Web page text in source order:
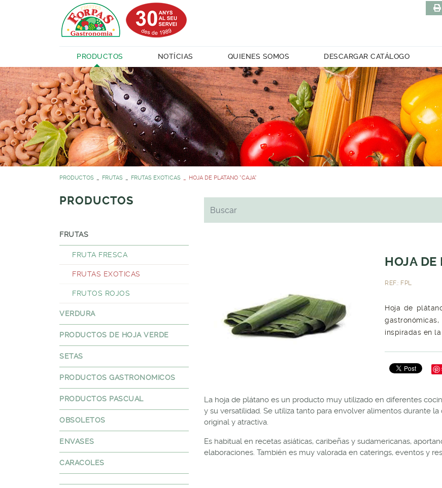
PRODUCTOS NOTÍCIAS QUIENES SOMOS DESCARGAR CATÁLOGO
PRODUCTOS FRUTAS FRUTAS EXOTICAS HOJA DE PLATANO *CAJA*
PRODUCTOS
FRUTAS
FRUTA FRESCA
FRUTAS EXOTICAS
FRUTOS ROJOS
VERDURA
PRODUCTOS DE HOJA VERDE
SETAS
PRODUCTOS GASTRONOMICOS
PRODUCTOS PASCUAL
OBSOLETOS
ENVASES
CARACOLES
HOJA DE
REF.: FPL
Hoja de
inspiradas en
La hoja de plátano es un producto muy utilizado en diferentes
y su versatilidad. Se utiliza tanto para envolver alimentos durante
original y atractiva.
Es habitual en recetas asiáticas, caribeñas y sudamericanas,
elaboraciones. También es muy valorada en caterings, eventos y